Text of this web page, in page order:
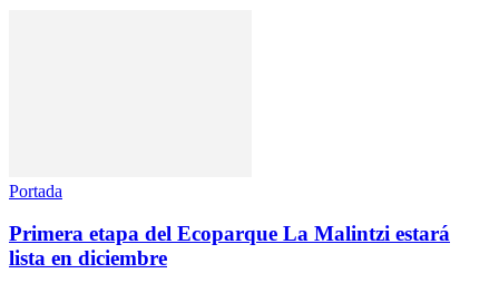
Portada
Primera etapa del Ecoparque La Malintzi estará
lista en diciembre